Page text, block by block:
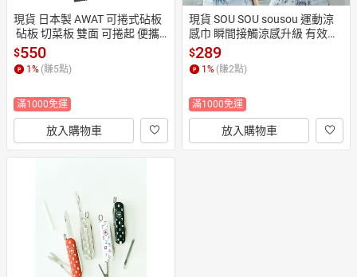
現貨 日本製 AWAT 可捲式砧板
砧板 切菜板 雙面 可捲起 便攜
式 抗菌處理 可放入洗碗機清洗
日本直運
$550
1% (賺5點)
滿1000免運
放入購物車
現貨 SOU SOU sousou 運動涼
感巾 瞬間接觸涼感升級 有效阻
擋紫外線 十數 糺之森 7-11 711
$289
1% (賺2點)
滿1000免運
放入購物車